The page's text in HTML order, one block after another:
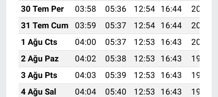
30 Tem Per
03:58 05:36 12:54 16:44
20:01
31 Tem Cum
03:59 05:37 12:54 16:44
20:00
1 Ağu Cts
04:00 05:37 12:53 16:43
20:00
2 Ağu Paz
04:02 05:38 12:53 16:43
19:59
3 Ağu Pts
04:03 05:39 12:53 16:43
19:58
4 Ağu Sal
04:04 05:40 12:53 16:43
19:56